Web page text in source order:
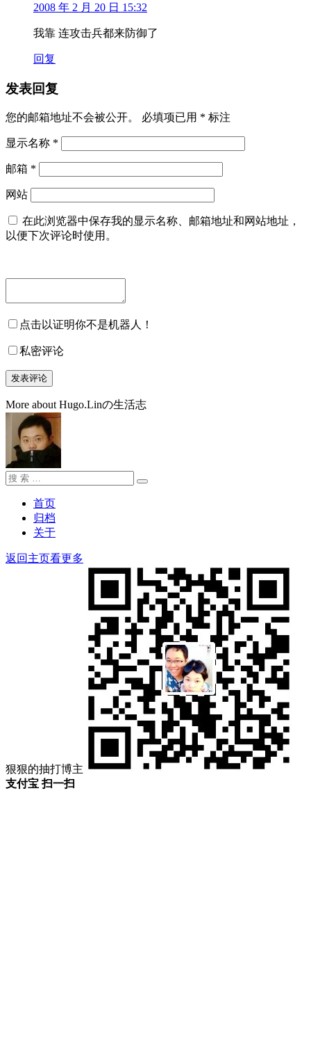
2008 年 2 月 20 日 15:32
我靠 连攻击兵都来防御了
回复
发表回复
您的邮箱地址不会被公开。 必填项已用 * 标注
显示名称 *
邮箱 *
网站
在此浏览器中保存我的显示名称、邮箱地址和网站地址，
以便下次评论时使用。
点击以证明你不是机器人！
私密评论
More about Hugo.Linの生活志
搜
搜
首页
归档
关于
返回主页看更多
狠狠的抽打博主
支付宝 扫一扫